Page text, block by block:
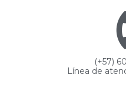
(+57)
Línea de